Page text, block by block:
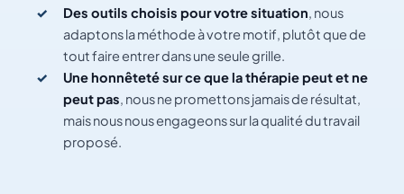
Des outils choisis pour votre situation, nous
adaptons la méthode à votre motif, plutôt que de
tout faire entrer dans une seule grille.
Une honnêteté sur ce que la thérapie peut et ne
peut pas, nous ne promettons jamais de résultat,
mais nous nous engageons sur la qualité du travail
proposé.